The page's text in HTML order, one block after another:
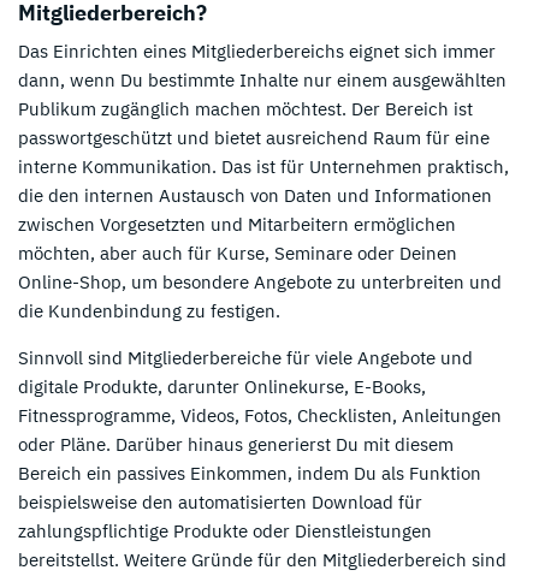
Mitgliederbereich?
Das Einrichten eines Mitgliederbereichs eignet sich immer
dann, wenn Du bestimmte Inhalte nur einem ausgewählten
Publikum zugänglich machen möchtest. Der Bereich ist
passwortgeschützt und bietet ausreichend Raum für eine
interne Kommunikation. Das ist für Unternehmen praktisch,
die den internen Austausch von Daten und Informationen
zwischen Vorgesetzten und Mitarbeitern ermöglichen
möchten, aber auch für Kurse, Seminare oder Deinen
Online-Shop, um besondere Angebote zu unterbreiten und
die Kundenbindung zu festigen.
Sinnvoll sind Mitgliederbereiche für viele Angebote und
digitale Produkte, darunter Onlinekurse, E-Books,
Fitnessprogramme, Videos, Fotos, Checklisten, Anleitungen
oder Pläne. Darüber hinaus generierst Du mit diesem
Bereich ein passives Einkommen, indem Du als Funktion
beispielsweise den automatisierten Download für
zahlungspflichtige Produkte oder Dienstleistungen
bereitstellst. Weitere Gründe für den Mitgliederbereich sind